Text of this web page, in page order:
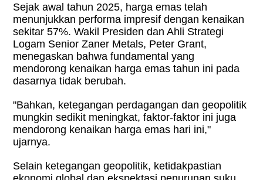
Sejak awal tahun 2025, harga emas telah
menunjukkan performa impresif dengan kenaikan
sekitar 57%. Wakil Presiden dan Ahli Strategi
Logam Senior Zaner Metals, Peter Grant,
menegaskan bahwa fundamental yang
mendorong kenaikan harga emas tahun ini pada
dasarnya tidak berubah.
"Bahkan, ketegangan perdagangan dan geopolitik
mungkin sedikit meningkat, faktor-faktor ini juga
mendorong kenaikan harga emas hari ini,"
ujarnya.
Selain ketegangan geopolitik, ketidakpastian